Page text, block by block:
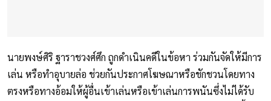
นายพงษ์ศิริ ฐาราชวงศ์ศึก ถูกดำเนินคดีในข้อหา ร่วมกันจัดให้มีการ
เล่น หรือทำอุบายล่อ ช่วยกันประกาศโฆษณาหรือชักชวนโดยทาง
ตรงหรือทางอ้อมให้ผู้อื่นเข้าเล่นหรือเข้าเล่นการพนันซึ่งไม่ได้รับ